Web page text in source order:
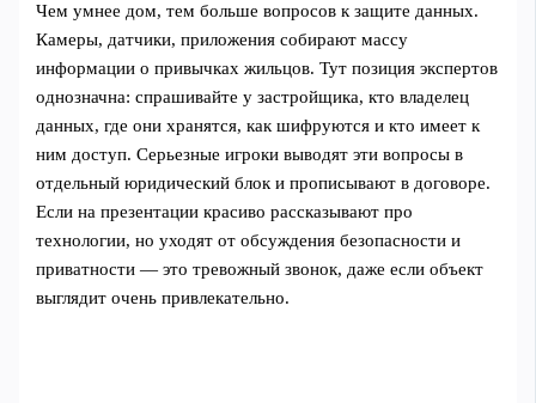
Чем умнее дом, тем больше вопросов к защите данных.
Камеры, датчики, приложения собирают массу
информации о привычках жильцов. Тут позиция экспертов
однозначна: спрашивайте у застройщика, кто владелец
данных, где они хранятся, как шифруются и кто имеет к
ним доступ. Серьезные игроки выводят эти вопросы в
отдельный юридический блок и прописывают в договоре.
Если на презентации красиво рассказывают про
технологии, но уходят от обсуждения безопасности и
приватности — это тревожный звонок, даже если объект
выглядит очень привлекательно.